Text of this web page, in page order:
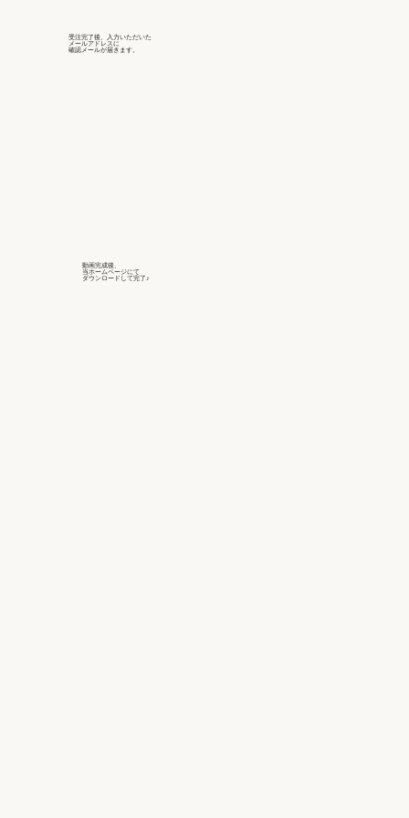
受注完了後、入力いただいた
メールアドレスに
確認メールが届きます。
動画完成後、
当ホームページにて
ダウンロードして完了♪